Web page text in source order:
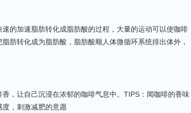
加速脂肪转化成脂肪酸的过程，大量的运动可以使咖啡
肪转化成为脂肪酸，脂肪酸顺人体微循环系统排出体外，
让自己沉浸在浓郁的咖啡气息中。TIPS：闻咖啡的香味
，刺激减肥的意愿